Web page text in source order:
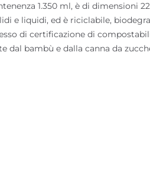
1.350 ml, è di dimensioni
e liquidi, ed è riciclabile,
di certificazione di
bambù e dalla canna da